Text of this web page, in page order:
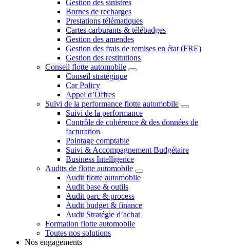
Gestion des sinistres
Bornes de recharges
Prestations télématiques
Cartes carburants & télébadges
Gestion des amendes
Gestion des frais de remises en état (FRE)
Gestion des restitutions
Conseil flotte automobile
Conseil stratégique
Car Policy
Appel d’Offres
Suivi de la performance flotte automobile
Suivi de la performance
Contrôle de cohérence & des données de
facturation
Pointage comptable
Suivi & Accompagnement Budgétaire
Business Intelligence
Audits de flotte automobile
Audit flotte automobile
Audit base & outils
Audit parc & process
Audit budget & finance
Audit Stratégie d’achat
Formation flotte automobile
Toutes nos solutions
Nos engagements